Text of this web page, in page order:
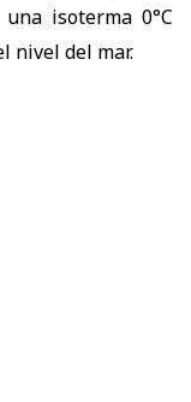
isoterma 0°C
nivel del mar.